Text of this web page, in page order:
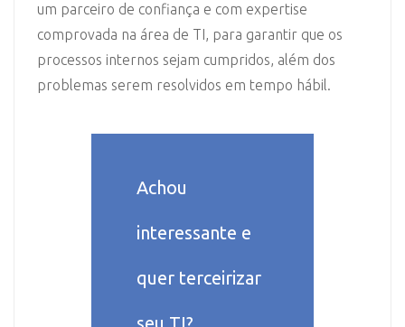
um parceiro de confiança e com expertise
comprovada na área de TI, para garantir que os
processos internos sejam cumpridos, além dos
problemas serem resolvidos em tempo hábil.
Achou
interessante e
quer terceirizar